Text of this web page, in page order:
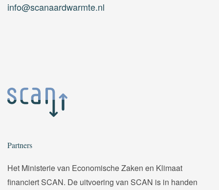
info@scanaardwarmte.nl
Partners
Het Ministerie van Economische Zaken en Klimaat
financiert SCAN. De uitvoering van SCAN is in handen